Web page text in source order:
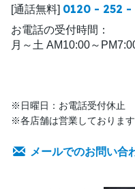
[通話無料] 0120 - 252 -
お電話の受付時間：
月～土 AM10:00～
※日曜日：お電話受付休止
※各店舗は営業しております
メールでのお問い合